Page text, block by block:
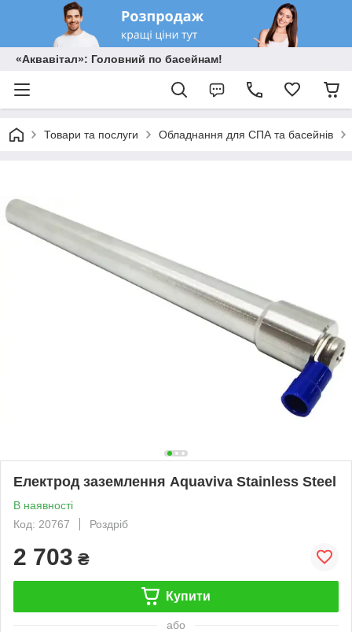
«Аквавітал»: Головний по басейнам!
Товари та послуги Обладнання для СПА та басейнів
Електрод заземлення Aquaviva Stainless Steel
В наявності
Код: 20767
Роздріб
2 703 ₴
Купити
або